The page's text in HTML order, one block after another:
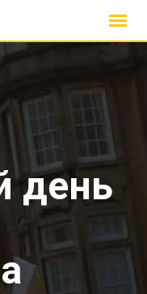
день